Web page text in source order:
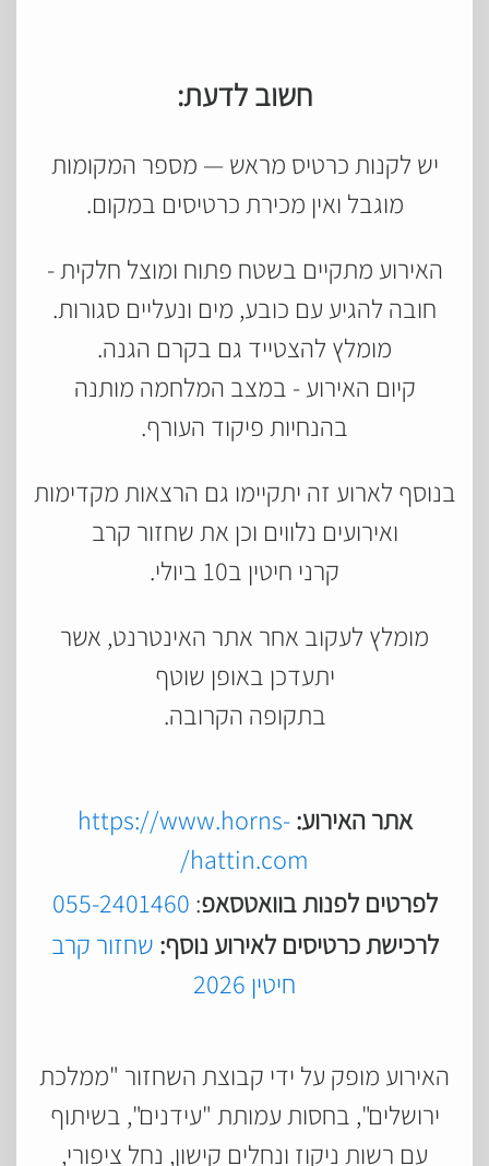
חשוב לדעת:
יש לקנות כרטיס מראש — מספר המקומות
מוגבל ואין מכירת כרטיסים במקום.
האירוע מתקיים בשטח פתוח ומוצל חלקית -
חובה להגיע עם כובע, מים ונעליים סגורות.
מומלץ להצטייד גם בקרם הגנה.
קיום האירוע - במצב המלחמה מותנה
בהנחיות פיקוד העורף.
בנוסף לארוע זה יתקיימו גם הרצאות מקדימות
ואירועים נלווים וכן את שחזור קרב
קרני חיטין ב10 ביולי.
מומלץ לעקוב אחר אתר האינטרנט, אשר
יתעדכן באופן שוטף
בתקופה הקרובה.
אתר האירוע: https://www.horns-
hattin.com/
לפרטים לפנות בוואטסאפ:
055-2401460
לרכישת כרטיסים לאירוע נוסף: שחזור קרב
חיטין 2026
האירוע מופק על ידי קבוצת השחזור "ממלכת
ירושלים", בחסות עמותת "עידנים", בשיתוף
עם רשות ניקוז ונחלים קישון, נחל ציפורי,